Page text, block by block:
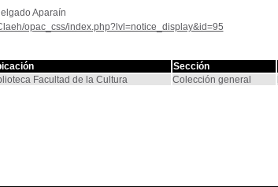
Aparaín
opac_css/index.php?lvl=notice_display&id=95
Sección
Facultad de la Cultura Colección general